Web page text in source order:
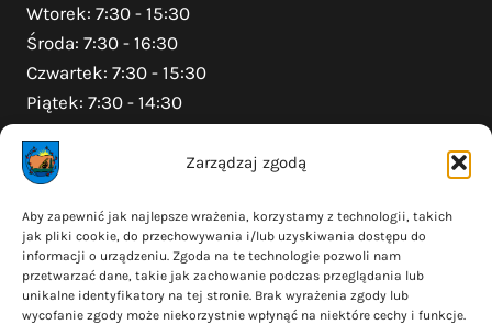
Zarządzaj zgodą
Aby zapewnić jak najlepsze wrażenia, korzystamy z technologii, takich
jak pliki cookie, do przechowywania i/lub uzyskiwania dostępu do
informacji o urządzeniu. Zgoda na te technologie pozwoli nam
przetwarzać dane, takie jak zachowanie podczas przeglądania lub
unikalne identyfikatory na tej stronie. Brak wyrażenia zgody lub
wycofanie zgody może niekorzystnie wpłynąć na niektóre cechy i funkcje.
Wtorek: 7:30 - 15:30
Środa: 7:30 - 16:30
Czwartek: 7:30 - 15:30
Piątek: 7:30 - 14:30
Na skróty
Polityka prywatności
Polityka plików cookies (EU)
Deklaracja dostępności